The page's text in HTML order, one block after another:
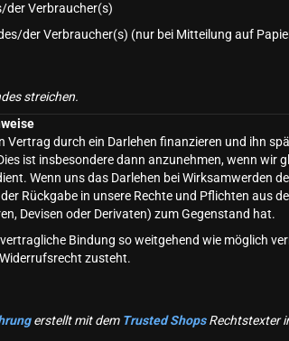
der Verbraucher(s)
der Verbraucher(s) (nur bei Mitteilung auf
streichen.
Vertrag durch ein Darlehen finanzieren und ihn
ist insbesondere dann anzunehmen, wenn wir
Wenn uns das Darlehen bei Wirksamwerden
Rückgabe in unsere Rechte und Pflichten aus
Devisen oder Derivaten) zum Gegenstand hat.
vertragliche Bindung so weitgehend wie möglich
zusteht.
erstellt mit dem Trusted ShopsRechtstexter